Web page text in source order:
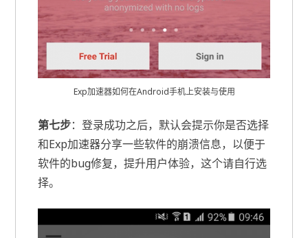
Exp加速器如何在Android手机上安装与使用
第七步：登录成功之后，默认会提示你是否选择
和Exp加速器分享一些软件的崩溃信息，以便于
软件的bug修复，提升用户体验，这个请自行选
择。